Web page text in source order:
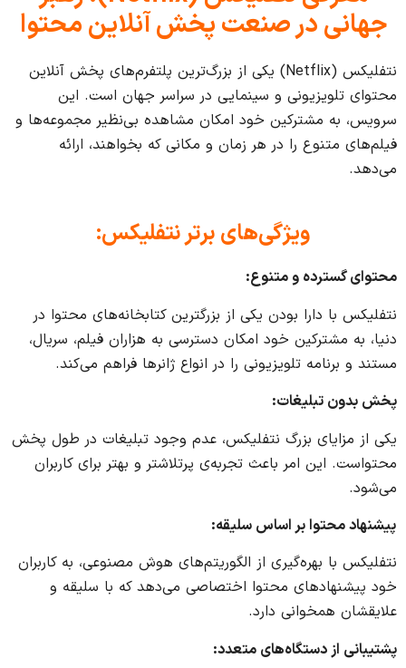
جهانی در صنعت پخش آنلاین محتوا
نتفلیکس (Netflix) یکی از بزرگ‌ترین پلتفرم‌های پخش آنلاین
محتوای تلویزیونی و سینمایی در سراسر جهان است. این
سرویس، به مشترکین خود امکان مشاهده بی‌نظیر مجموعه‌ها و
فیلم‌های متنوع را در هر زمان و مکانی که بخواهند، ارائه
می‌دهد.
ویژگی‌های برتر نتفلیکس:
محتوای گسترده و متنوع:
نتفلیکس با دارا بودن یکی از بزرگترین کتابخانه‌های محتوا در
دنیا، به مشترکین خود امکان دسترسی به هزاران فیلم، سریال،
مستند و برنامه تلویزیونی را در انواع ژانرها فراهم می‌کند.
پخش بدون تبلیغات:
یکی از مزایای بزرگ نتفلیکس، عدم وجود تبلیغات در طول پخش
محتواست. این امر باعث تجربه‌ی پرتلاشتر و بهتر برای کاربران
می‌شود.
پیشنهاد محتوا بر اساس سلیقه:
نتفلیکس با بهره‌گیری از الگوریتم‌های هوش مصنوعی، به کاربران
خود پیشنهادهای محتوا اختصاصی می‌دهد که با سلیقه و
علایقشان همخوانی دارد.
پشتیبانی از دستگاه‌های متعدد: